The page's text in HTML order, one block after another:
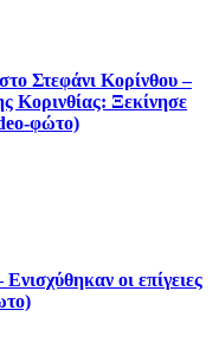
Στεφάνι Κορίνθου –
Κορινθίας: Ξεκίνησε
φώτο)
οι επίγειες